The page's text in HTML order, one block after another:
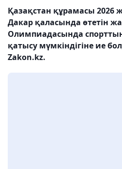
Қазақстан құрамасы
Дакар қаласында өтетін
Олимпиадасында
қатысу мүмкіндігіне ие
Zakon.kz.